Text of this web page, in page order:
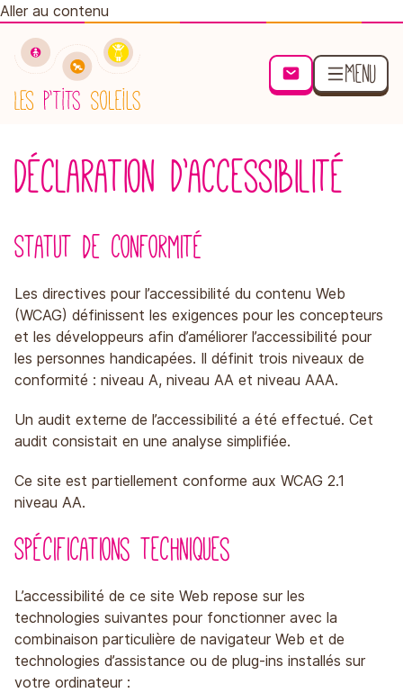
Aller au contenu
Menu
Les espaces de
L’équipe
Contact/Inscription
Déclaration d’accessibilité
Statut de conformité
Les directives pour l’accessibilité du contenu Web
(WCAG) définissent les exigences pour les concepteurs
et les développeurs afin d’améliorer l’accessibilité pour
les personnes handicapées. Il définit trois niveaux de
conformité : niveau A, niveau AA et niveau AAA.
Un audit externe de l’accessibilité a été effectué. Cet
audit consistait en une analyse simplifiée.
Ce site est partiellement conforme aux WCAG 2.1
niveau AA.
Spécifications techniques
L’accessibilité de ce site Web repose sur les
technologies suivantes pour fonctionner avec la
combinaison particulière de navigateur Web et de
technologies d’assistance ou de plug-ins installés sur
votre ordinateur :